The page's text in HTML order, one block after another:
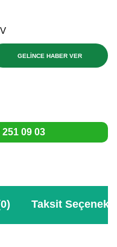
GELİNCE HABER VER
09 03
Taksit